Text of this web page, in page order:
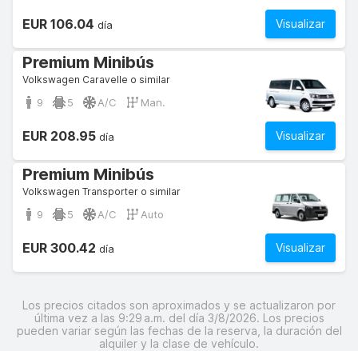
Visualizar
EUR 106.04 día
Premium Minibús
Volkswagen Caravelle o similar
9 5 A/C Man.
Visualizar
EUR 208.95 día
Premium Minibús
Volkswagen Transporter o similar
9 5 A/C Auto
Visualizar
EUR 300.42 día
Los precios citados son aproximados y se actualizaron por
última vez a las 9:29 a.m. del día 3/8/2026. Los precios
pueden variar según las fechas de la reserva, la duración del
alquiler y la clase de vehículo.